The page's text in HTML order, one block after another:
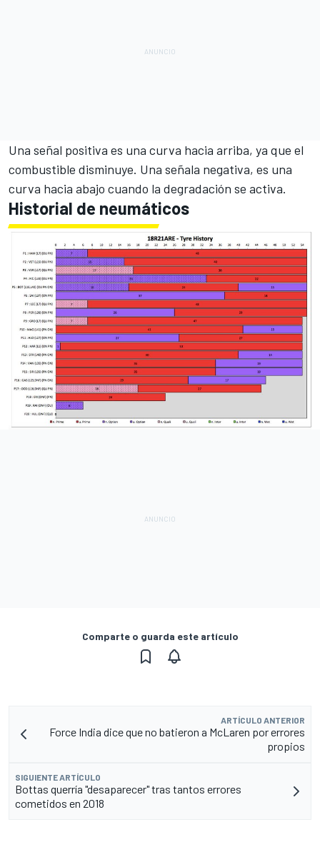
Una señal positiva es una curva hacia arriba, ya que el
combustible disminuye. Una señala negativa, es una
curva hacia abajo cuando la degradación se activa.
Historial de neumáticos
Comparte o guarda este artículo
ARTÍCULO ANTERIOR
Force India dice que no batieron a McLaren por errores
propios
SIGUIENTE ARTÍCULO
Bottas querría "desaparecer" tras tantos errores
cometidos en 2018